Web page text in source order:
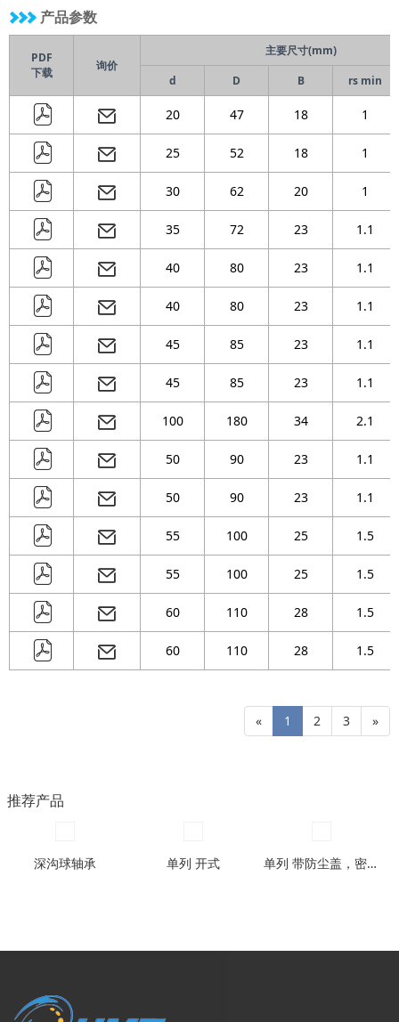
( 180 )mm
( 200 )mm
( 215 )
mm
mm
( 270 )
mm
( 34 ) mm
( 36 )
( 38 )
( 40 )
mm
( 43 )mm
( 46 )
mm
( 53 )
mm
( 58 )mm
( 64 )
mm
mm
( 73 )
mm
产品参数
PDF
下载
询价
主要尺寸(mm)
d
D B rs min
20 47 18 1
25 52 18 1
30 62 20 1
35 72 23 1.1
40 80 23 1.1
40 80 23 1.1
45 85 23 1.1
45 85 23 1.1
100 180 34 2.1
50 90 23 1.1
50 90 23 1.1
55 100 25 1.5
55 100 25 1.5
60 110 28 1.5
60 110 28 1.5
« 1 2 3 »
推荐产品
深沟球轴承 单列 开式 单列 带防尘盖，密封圈型